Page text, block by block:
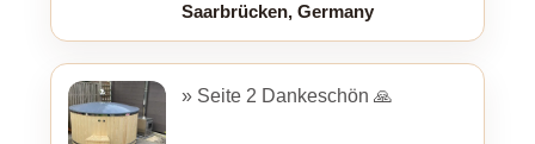
Saarbrücken, Germany